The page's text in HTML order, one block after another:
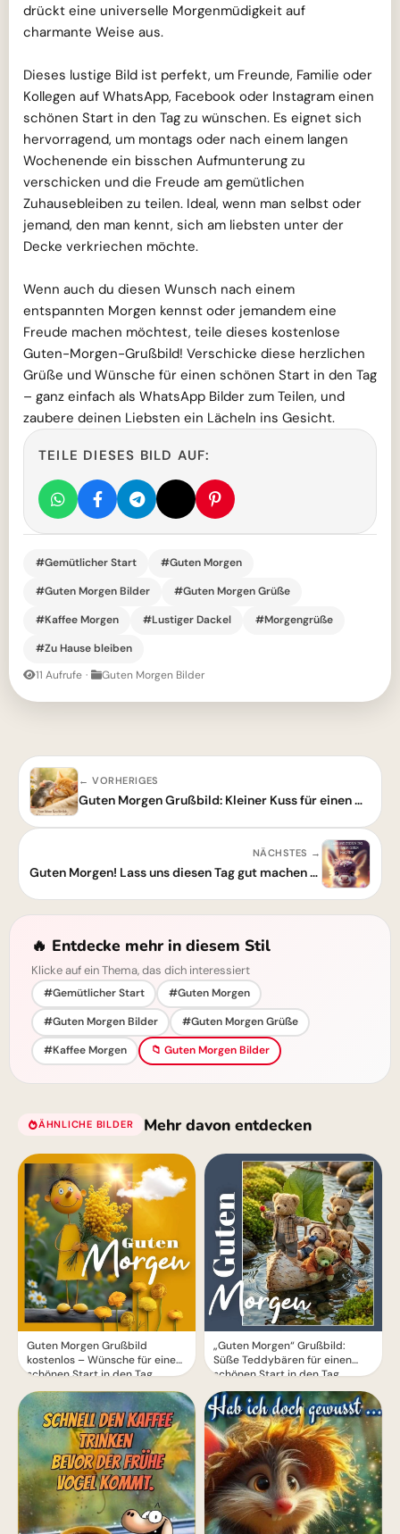
drückt eine universelle Morgenmüdigkeit auf
charmante Weise aus.
Dieses lustige Bild ist perfekt, um Freunde, Familie oder
Kollegen auf WhatsApp, Facebook oder Instagram einen
schönen Start in den Tag zu wünschen. Es eignet sich
hervorragend, um montags oder nach einem langen
Wochenende ein bisschen Aufmunterung zu
verschicken und die Freude am gemütlichen
Zuhausebleiben zu teilen. Ideal, wenn man selbst oder
jemand, den man kennt, sich am liebsten unter der
Decke verkriechen möchte.
Wenn auch du diesen Wunsch nach einem
entspannten Morgen kennst oder jemandem eine
Freude machen möchtest, teile dieses kostenlose
Guten-Morgen-Grußbild! Verschicke diese herzlichen
Grüße und Wünsche für einen schönen Start in den Tag
– ganz einfach als WhatsApp Bilder zum Teilen, und
zaubere deinen Liebsten ein Lächeln ins Gesicht.
TEILE DIESES BILD AUF:
#Gemütlicher Start
#Guten Morgen
#Guten Morgen Bilder
#Guten Morgen Grüße
#Kaffee Morgen
#Lustiger Dackel
#Morgengrüße
#Zu Hause bleiben
11 Aufrufe · Guten Morgen Bilder
← VORHERIGES
Guten Morgen Grußbild: Kleiner Kuss für einen wunderschönen Tag
NÄCHSTES →
Guten Morgen! Lass uns diesen Tag gut machen – Für einen schönen Start
🔥 Entdecke mehr in diesem Stil
Klicke auf ein Thema, das dich interessiert
#Gemütlicher Start
#Guten Morgen
#Guten Morgen Bilder
#Guten Morgen Grüße
#Kaffee Morgen
📁 Guten Morgen Bilder
ÄHNLICHE BILDER Mehr davon entdecken
Guten Morgen Grußbild
kostenlos – Wünsche für einen
schönen Start in den Tag
„Guten Morgen“ Grußbild:
Süße Teddybären für einen
schönen Start in den Tag